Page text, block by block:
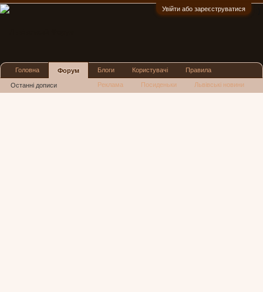
Увійти або зареєструватися
Головна Форум
Останні дописи
Блоги Користувачі Правила
Реклама Посиденьки Львівські новини